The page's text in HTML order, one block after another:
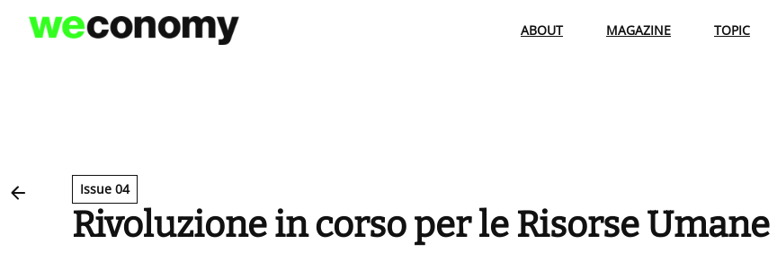
Vai
ABOUT MAGAZINE TOPIC
Issue 04
Rivoluzione in corso per le Risorse Umane